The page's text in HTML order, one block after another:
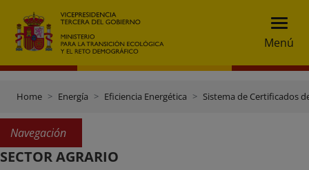
Menú
Home Energía Eficiencia Energética Sistema de Certificados
Navegación
SECTOR AGRARIO